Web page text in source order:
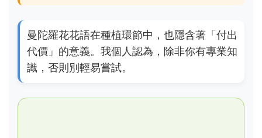
曼陀羅花花語在種植環節中，也隱含著「付出
代價」的意義。我個人認為，除非你有專業知
識，否則別輕易嘗試。